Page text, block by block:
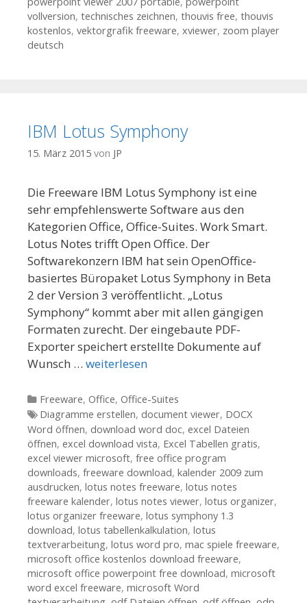
vollversion, technisches zeichnen, thouvis free, thouvis
kostenlos, vektorgrafik freeware, xviewer, zoom player
deutsch
IBM Lotus Symphony
15. März 2015 von JP
Die Freeware IBM Lotus Symphony ist eine
sehr empfehlenswerte Software aus den
Kategorien Office, Office-Suites. Work Smart.
Lotus Notes trifft Open Office. Der
Softwarekonzern IBM hat sein OpenOffice-
basiertes Büropaket Lotus Symphony in Beta
2 der Version 3 veröffentlicht. „Lotus
Symphony“ kommt aber mit allen gängigen
Formaten zurecht. Der eingebaute PDF-
Exporter speichert erstellte Dokumente auf
Wunsch … weiterlesen
Kategorien
Freeware, Office, Office-Suites
Tags
Diagramme erstellen, document viewer, DOCX
Word öffnen, download word doc, excel Dateien
öffnen, excel download vista, Excel Tabellen gratis,
excel viewer microsoft, free office program
downloads, freeware download, kalender 2009 zum
ausdrucken, lotus notes freeware, lotus notes
freeware kalender, lotus notes viewer, lotus organizer,
lotus organizer freeware, lotus symphony 1.3
download, lotus tabellenkalkulation, lotus
textverarbeitung, lotus word pro, mac spiele freeware,
microsoft office kostenlos download freeware,
microsoft office powerpoint free download, microsoft
word excel freeware, microsoft Word